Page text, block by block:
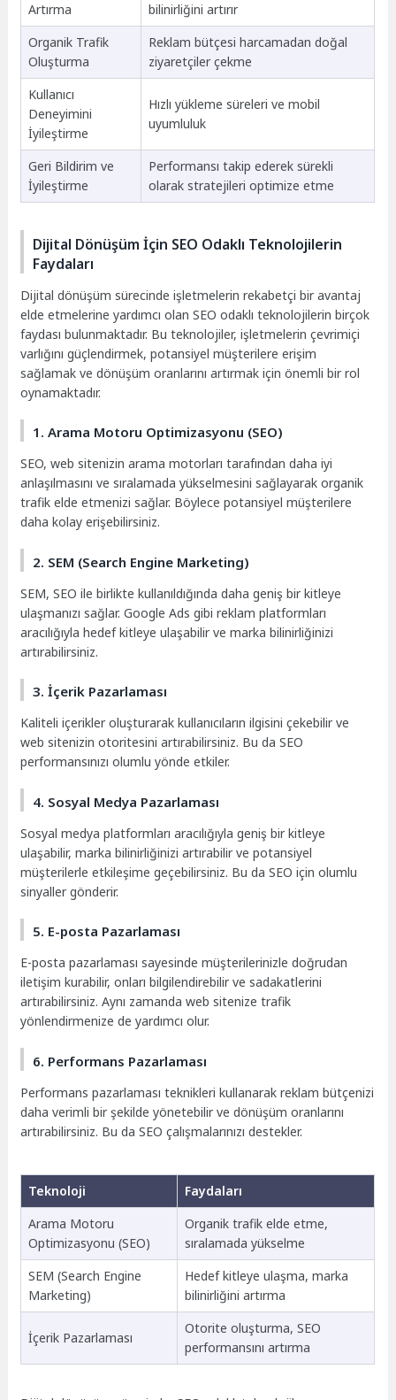
Artırma
bilinirliğini artırır
Organik Trafik
Oluşturma
Reklam bütçesi harcamadan doğal
ziyaretçiler çekme
Kullanıcı
Deneyimini
İyileştirme
Hızlı yükleme süreleri ve mobil
uyumluluk
Geri Bildirim ve
İyileştirme
Performansı takip ederek sürekli
olarak stratejileri optimize etme
Dijital Dönüşüm İçin SEO Odaklı Teknolojilerin
Faydaları
Dijital dönüşüm sürecinde işletmelerin rekabetçi bir avantaj
elde etmelerine yardımcı olan SEO odaklı teknolojilerin birçok
faydası bulunmaktadır. Bu teknolojiler, işletmelerin çevrimiçi
varlığını güçlendirmek, potansiyel müşterilere erişim
sağlamak ve dönüşüm oranlarını artırmak için önemli bir rol
oynamaktadır.
1. Arama Motoru Optimizasyonu (SEO)
SEO, web sitenizin arama motorları tarafından daha iyi
anlaşılmasını ve sıralamada yükselmesini sağlayarak organik
trafik elde etmenizi sağlar. Böylece potansiyel müşterilere
daha kolay erişebilirsiniz.
2. SEM (Search Engine Marketing)
SEM, SEO ile birlikte kullanıldığında daha geniş bir kitleye
ulaşmanızı sağlar. Google Ads gibi reklam platformları
aracılığıyla hedef kitleye ulaşabilir ve marka bilinirliğinizi
artırabilirsiniz.
3. İçerik Pazarlaması
Kaliteli içerikler oluşturarak kullanıcıların ilgisini çekebilir ve
web sitenizin otoritesini artırabilirsiniz. Bu da SEO
performansınızı olumlu yönde etkiler.
4. Sosyal Medya Pazarlaması
Sosyal medya platformları aracılığıyla geniş bir kitleye
ulaşabilir, marka bilinirliğinizi artırabilir ve potansiyel
müşterilerle etkileşime geçebilirsiniz. Bu da SEO için olumlu
sinyaller gönderir.
5. E-posta Pazarlaması
E-posta pazarlaması sayesinde müşterilerinizle doğrudan
iletişim kurabilir, onları bilgilendirebilir ve sadakatlerini
artırabilirsiniz. Aynı zamanda web sitenize trafik
yönlendirmenize de yardımcı olur.
6. Performans Pazarlaması
Performans pazarlaması teknikleri kullanarak reklam bütçenizi
daha verimli bir şekilde yönetebilir ve dönüşüm oranlarını
artırabilirsiniz. Bu da SEO çalışmalarınızı destekler.
Teknoloji
Faydaları
Arama Motoru
Optimizasyonu (SEO)
Organik trafik elde etme,
sıralamada yükselme
SEM (Search Engine
Marketing)
Hedef kitleye ulaşma, marka
bilinirliğini artırma
İçerik Pazarlaması
Otorite oluşturma, SEO
performansını artırma